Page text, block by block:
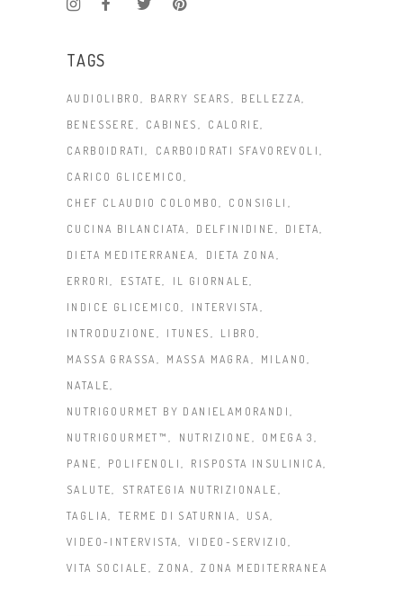
TAGS
AUDIOLIBRO BARRY SEARS
BELLEZZA
BENESSERE
CABINES
CALORIE
CARBOIDRATI
CARBOIDRATI SFAVOREVOLI
CARICO GLICEMICO
CHEF CLAUDIO COLOMBO
CONSIGLI
CUCINA BILANCIATA
DELFINIDINE
DIETA
DIETA MEDITERRANEA
DIETA ZONA
ERRORI
ESTATE
IL GIORNALE
INDICE GLICEMICO
INTERVISTA
INTRODUZIONE
ITUNES
LIBRO
MASSA GRASSA
MASSA MAGRA
MILANO
NATALE
NUTRIGOURMET BY DANIELAMORANDI
NUTRIGOURMET™
NUTRIZIONE
OMEGA 3
PANE
POLIFENOLI
RISPOSTA INSULINICA
SALUTE
STRATEGIA NUTRIZIONALE
TAGLIA
TERME DI SATURNIA
USA
VIDEO-INTERVISTA
VIDEO-SERVIZIO
VITA SOCIALE
ZONA ZONA MEDITERRANEA